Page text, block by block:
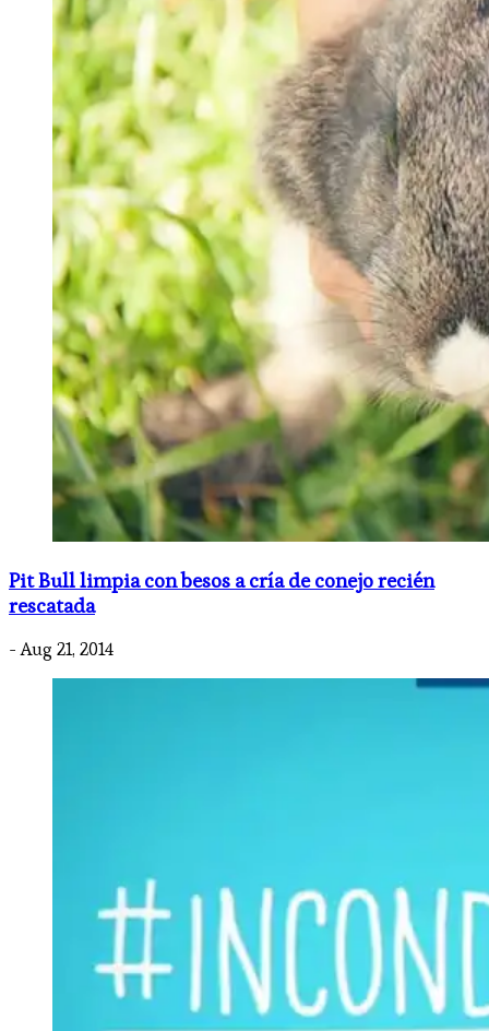
Pit Bull limpia con besos a cría de conejo recién
rescatada
- Aug 21, 2014